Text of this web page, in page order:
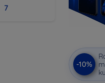
7
-10%